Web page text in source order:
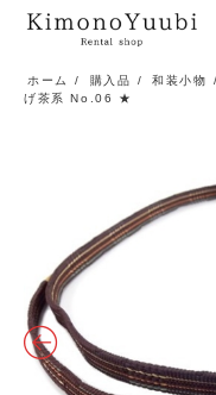
ホーム / 購入品 / 和装小物
げ茶系 No.06 ★